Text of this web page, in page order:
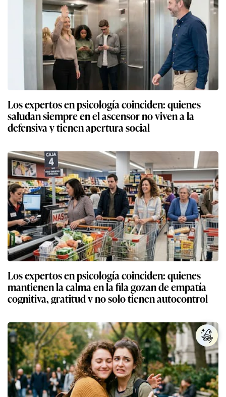
Los expertos en psicología coinciden: quienes
saludan siempre en el ascensor no viven a la
defensiva y tienen apertura social
Los expertos en psicología coinciden: quienes
mantienen la calma en la fila gozan de empatía
cognitiva, gratitud y no solo tienen autocontrol